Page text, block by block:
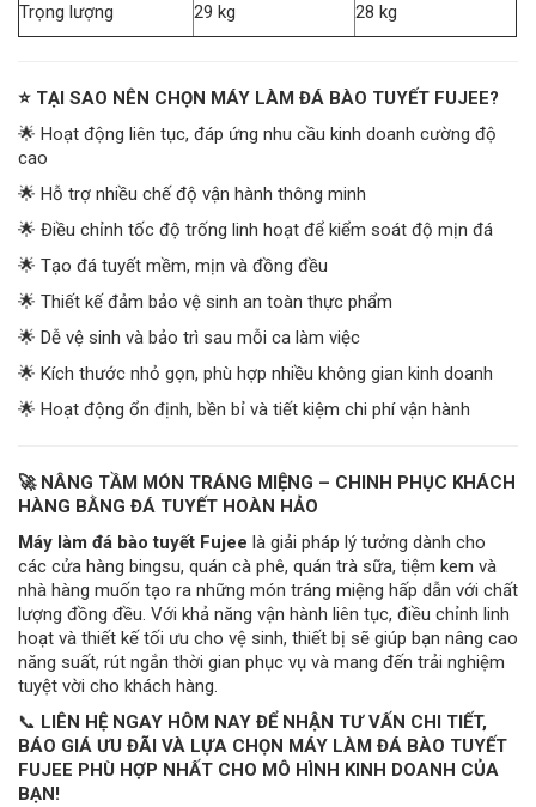
Trọng lượng
29 kg 28 kg
⭐ TẠI SAO NÊN CHỌN MÁY LÀM ĐÁ BÀO TUYẾT FUJEE?
🌟 Hoạt động liên tục, đáp ứng nhu cầu kinh doanh cường độ
cao
🌟 Hỗ trợ nhiều chế độ vận hành thông minh
🌟 Điều chỉnh tốc độ trống linh hoạt để kiểm soát độ mịn đá
🌟 Tạo đá tuyết mềm, mịn và đồng đều
🌟 Thiết kế đảm bảo vệ sinh an toàn thực phẩm
🌟 Dễ vệ sinh và bảo trì sau mỗi ca làm việc
🌟 Kích thước nhỏ gọn, phù hợp nhiều không gian kinh doanh
🌟 Hoạt động ổn định, bền bỉ và tiết kiệm chi phí vận hành
🚀 NÂNG TẦM MÓN TRÁNG MIỆNG – CHINH PHỤC KHÁCH
HÀNG BẰNG ĐÁ TUYẾT HOÀN HẢO
Máy làm đá bào tuyết Fujee là giải pháp lý tưởng dành cho
các cửa hàng bingsu, quán cà phê, quán trà sữa, tiệm kem và
nhà hàng muốn tạo ra những món tráng miệng hấp dẫn với chất
lượng đồng đều. Với khả năng vận hành liên tục, điều chỉnh linh
hoạt và thiết kế tối ưu cho vệ sinh, thiết bị sẽ giúp bạn nâng cao
năng suất, rút ngắn thời gian phục vụ và mang đến trải nghiệm
tuyệt vời cho khách hàng.
📞 LIÊN HỆ NGAY HÔM NAY ĐỂ NHẬN TƯ VẤN CHI TIẾT,
BÁO GIÁ ƯU ĐÃI VÀ LỰA CHỌN MÁY LÀM ĐÁ BÀO TUYẾT
FUJEE PHÙ HỢP NHẤT CHO MÔ HÌNH KINH DOANH CỦA
BẠN!